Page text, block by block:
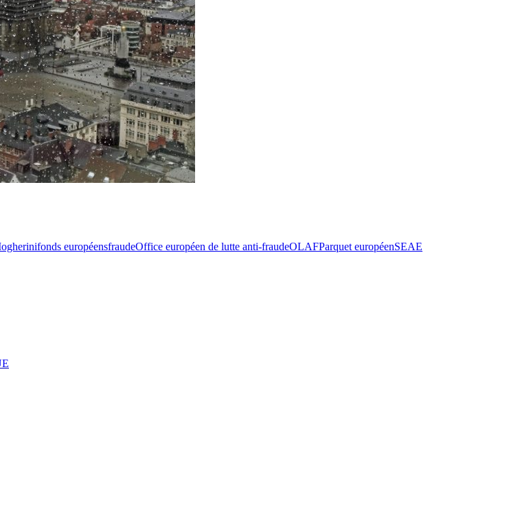
fonds européensfraudeOffice européen de lutte anti-fraudeOLAFParquet européenSEAE